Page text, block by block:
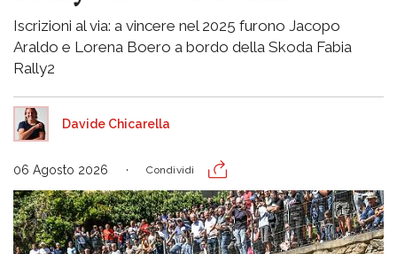
Iscrizioni al via: a vincere nel 2025 furono Jacopo
Araldo e Lorena Boero a bordo della Skoda Fabia
Rally2
Davide Chicarella
06 Agosto 2026 Condividi